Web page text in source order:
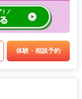
体験・相談予約